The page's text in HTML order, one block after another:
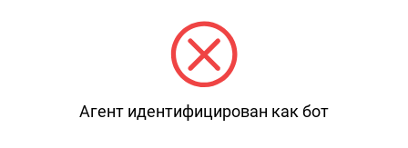
Агент идентифицирован как бот